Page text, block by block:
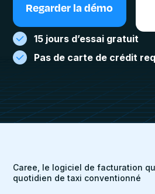
Regarder la démo
15 jours d’essai gratuit
Pas de carte de crédit
Caree, le logiciel de facturation
quotidien de taxi conventionné